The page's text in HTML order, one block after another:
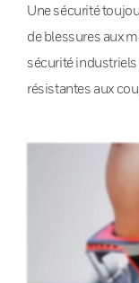
Une sécurité
de blessures aux
sécurité
résistantes aux